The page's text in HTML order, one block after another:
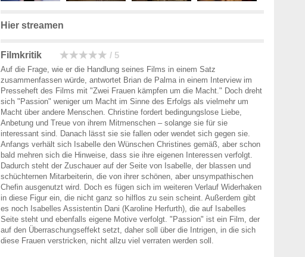
Hier streamen
Filmkritik / 5
Auf die Frage, wie er die Handlung seines Films in einem Satz
zusammenfassen würde, antwortet Brian de Palma in einem Interview im
Presseheft des Films mit "Zwei Frauen kämpfen um die Macht." Doch dreht
sich "Passion" weniger um Macht im Sinne des Erfolgs als vielmehr um
Macht über andere Menschen. Christine fordert bedingungslose Liebe,
Anbetung und Treue von ihrem Mitmenschen – solange sie für sie
interessant sind. Danach lässt sie sie fallen oder wendet sich gegen sie.
Anfangs verhält sich Isabelle den Wünschen Christines gemäß, aber schon
bald mehren sich die Hinweise, dass sie ihre eigenen Interessen verfolgt.
Dadurch steht der Zuschauer auf der Seite von Isabelle, der blassen und
schüchternen Mitarbeiterin, die von ihrer schönen, aber unsympathischen
Chefin ausgenutzt wird. Doch es fügen sich im weiteren Verlauf Widerhaken
in diese Figur ein, die nicht ganz so hilflos zu sein scheint. Außerdem gibt
es noch Isabelles Assistentin Dani (Karoline Herfurth), die auf Isabelles
Seite steht und ebenfalls eigene Motive verfolgt. "Passion" ist ein Film, der
auf den Überraschungseffekt setzt, daher soll über die Intrigen, in die sich
diese Frauen verstricken, nicht allzu viel verraten werden soll.